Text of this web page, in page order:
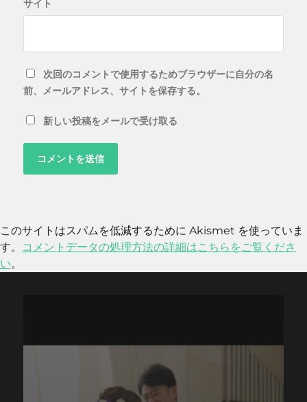
サイト
次回のコメントで使用するためブラウザーに自分の名
前、メールアドレス、サイトを保存する。
新しい投稿をメールで受け取る
このサイトはスパムを低減するために Akismet を使っていま
す。
コメントデータの処理方法の詳細はこちらをご覧くださ
い。